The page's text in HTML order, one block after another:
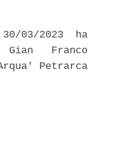
03/2023  ha
Franco
Petrarca